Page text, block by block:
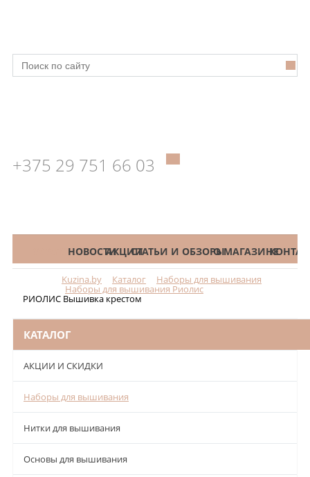
+375 29 751 66 03
КАТАЛОГНОВОСТИАКЦИИСТАТЬИ И ОБЗОРЫО МАГАЗИНЕ
Kuzina.by Каталог Наборы для вышивания
Наборы для вышивания Риолис
РИОЛИС Вышивка крестом
КАТАЛОГ
АКЦИИ И СКИДКИ
Наборы для вышивания
Нитки для вышивания
Основы для вышивания